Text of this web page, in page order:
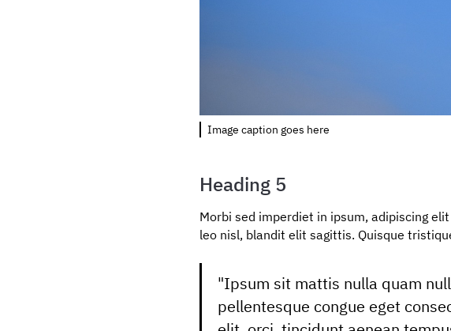
Image caption goes here
Heading 5
Morbi sed imperdiet in ipsum, adipiscing
leo nisl, blandit elit sagittis. Quisque
"Ipsum sit mattis nulla quam
pellentesque congue eget